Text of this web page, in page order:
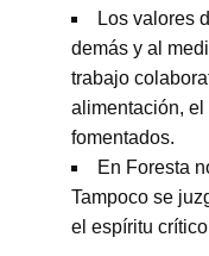
Los valores
demás y al
trabajo
alimentación,
fomentados.
En Foresta
Tampoco se
el espíritu